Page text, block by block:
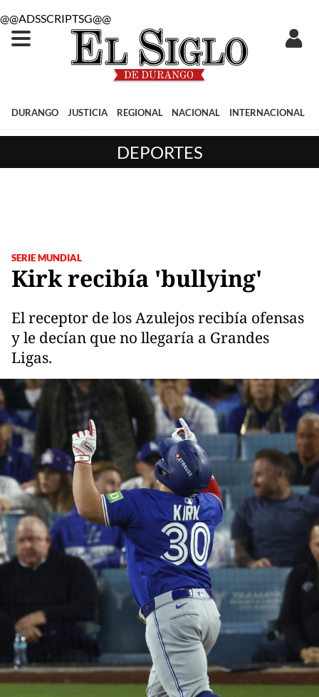
@@ADSSCRIPTSG@@
DURANGO JUSTICIA REGIONAL NACIONAL INTERNACIONAL
DEPORTES
SERIE MUNDIAL
Kirk recibía 'bullying'
El receptor de los Azulejos recibía ofensas
y le decían que no llegaría a Grandes
Ligas.